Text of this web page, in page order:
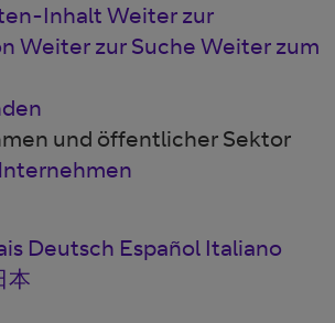
InhaltWeiter zur
Weiter zur Suche Weiter zum
und öffentlicher Sektor
Deutsch Español Italiano
本